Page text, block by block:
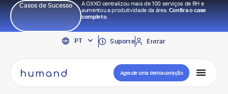
Casos de Sucesso
A OXXO centralizou mais de 100 serviços de RH e
aumentou a produtividade da área.Confira o case
completo.
PT
EN
ES
Suporte Entrar
Agende uma demonstração